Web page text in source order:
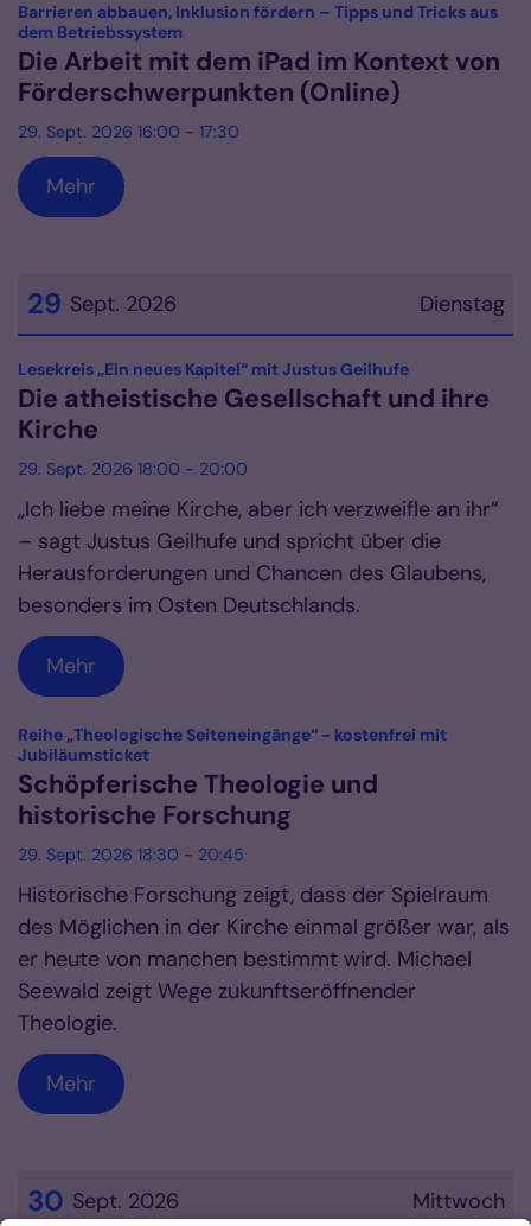
Barrieren abbauen, Inklusion fördern – Tipps und Tricks aus
dem Betriebssystem:
Die Arbeit mit dem iPad im Kontext von
Förderschwerpunkten (Online)
29. Sept. 2026 16:00 - 17:30
Mehr
Dienstag
29 Sept. 2026
Datum: 29. September 2026
Lesekreis „Ein neues Kapitel“ mit Justus Geilhufe:
Die atheistische Gesellschaft und ihre
Kirche
29. Sept. 2026 18:00 - 20:00
„Ich liebe meine Kirche, aber ich verzweifle an ihr“
– sagt Justus Geilhufe und spricht über die
Herausforderungen und Chancen des Glaubens,
besonders im Osten Deutschlands.
Mehr
Reihe „Theologische Seiteneingänge“ - kostenfrei mit
Jubiläumsticket:
Schöpferische Theologie und
historische Forschung
29. Sept. 2026 18:30 - 20:45
Historische Forschung zeigt, dass der Spielraum
des Möglichen in der Kirche einmal größer war, als
er heute von manchen bestimmt wird. Michael
Seewald zeigt Wege zukunftseröffnender
Theologie.
Mehr
Mittwoch
30 Sept. 2026